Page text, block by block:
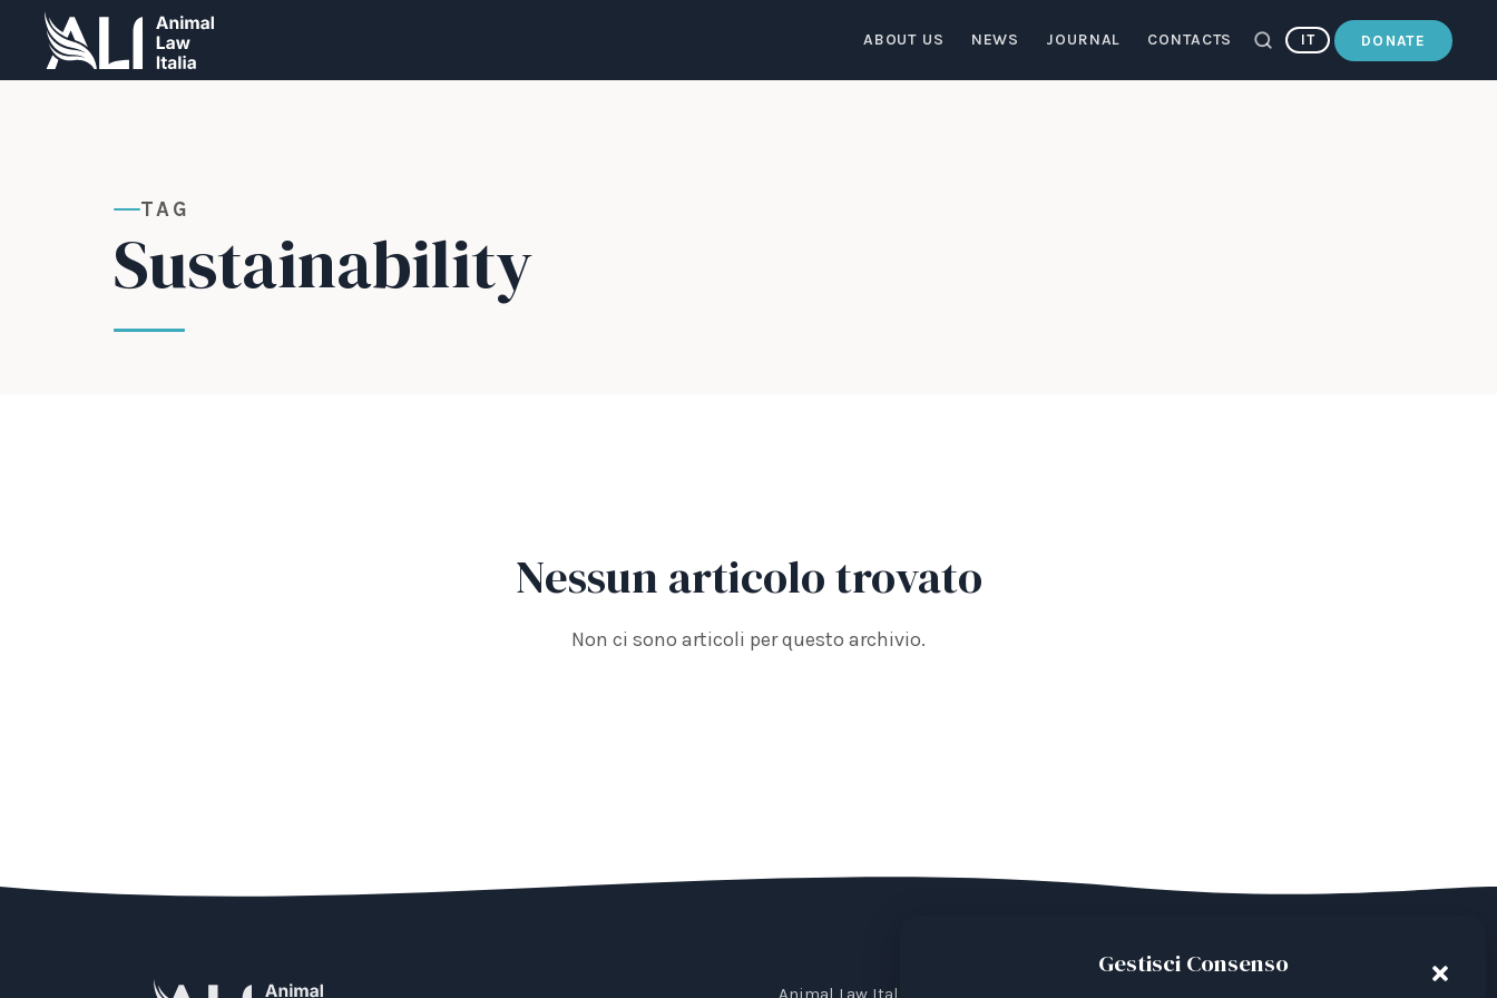
Gestisci Consenso
ABOUT US NEWS JOURNAL CONTACTS IT DONATE
TAG
Sustainability
Nessun articolo trovato
Non ci sono articoli per questo archivio.
Animal Law Italia is an Italian Third Sector Entity listed in the RUNTS